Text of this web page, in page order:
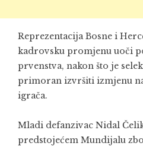
Reprezentacija Bosne i
kadrovsku promjenu uoči
prvenstva, nakon što je
primoran izvršiti izmjenu
igrača.
Mladi defanzivac Nidal
predstojećem Mundijalu